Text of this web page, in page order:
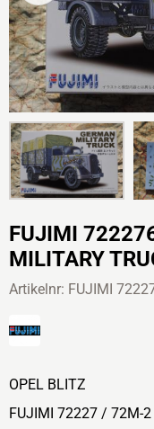
FUJIMI
MILITARY
Artikelnr: FUJIMI
OPEL BLITZ
FUJIMI 72227 / 72M-2